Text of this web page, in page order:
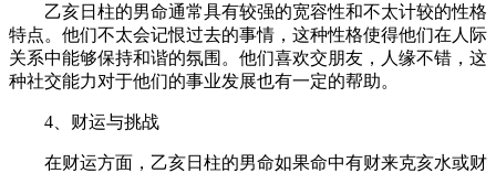
乙亥日柱的男命通常具有较强的宽容性和不太计较的性格
特点。他们不太会记恨过去的事情，这种性格使得他们在人际
关系中能够保持和谐的氛围。他们喜欢交朋友，人缘不错，这
种社交能力对于他们的事业发展也有一定的帮助。
4、财运与挑战
在财运方面，乙亥日柱的男命如果命中有财来克亥水或财